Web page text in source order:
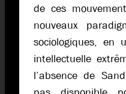
de ces
nouveaux
sociologiques, en
intellectuelle
l’absence de